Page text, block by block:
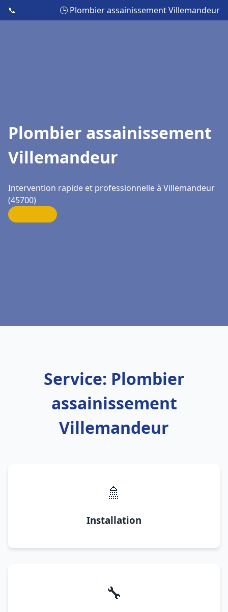
📞 🕒 Plombier assainissement Villemandeur
Plombier assainissement
Villemandeur
Intervention rapide et professionnelle à Villemandeur
(45700)
Service: Plombier
assainissement
Villemandeur
🚿
Installation
🔧